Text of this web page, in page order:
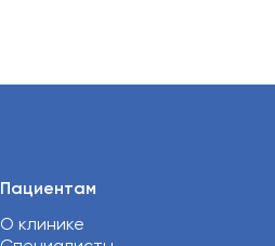
Пациентам
О клинике